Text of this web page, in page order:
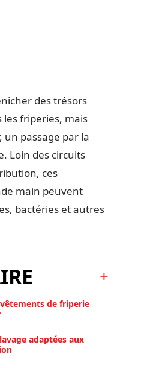
des trésors
friperies, mais
un passage par la
Loin des circuits
ces
main peuvent
bactéries et autres
de friperie
adaptées aux